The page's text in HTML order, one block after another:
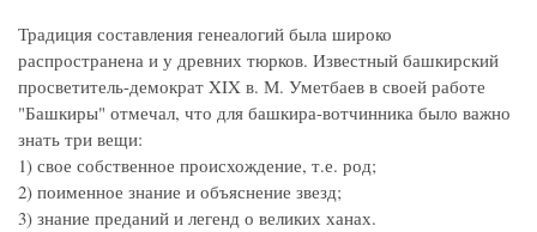
Традиция составления генеалогий была широко
распространена и у древних тюрков. Известный башкирский
просветитель-демократ XIX в. М. Уметбаев в своей работе
"Башкиры" отмечал, что для башкира-вотчинника было важно
знать три вещи:
1) свое собственное происхождение, т.е. род;
2) поименное знание и объяснение звезд;
3) знание преданий и легенд о великих ханах.